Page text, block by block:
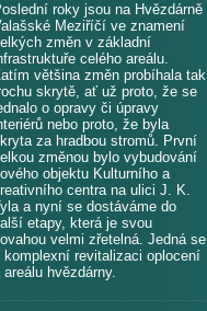
roky jsou na Hvězdárně
Meziříčí ve znamení
změn v základní
celého areálu.
většina změn probíhala tak
skrytě, ať už proto, že se
o opravy či úpravy
nebo proto, že byla
za hradbou stromů. První
změnou bylo vybudování
objektu Kulturního a
centra na ulici J. K.
a nyní se dostáváme do
etapy, která je svou
velmi zřetelná. Jedná se
komplexní revitalizaci oplocení
areálu hvězdárny.